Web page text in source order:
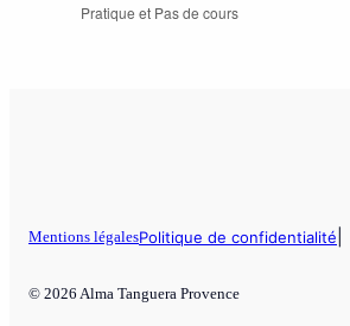
Pratique et Pas de cours
Mentions légalesPolitique de confidentialité
© 2026 Alma Tanguera Provence